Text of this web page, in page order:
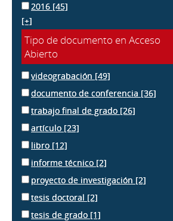
2016 [45]
[+]
Tipo de documento en Acceso
Abierto
videograbación [49]
documento de conferencia [36]
trabajo final de grado [26]
artículo [23]
libro [12]
informe técnico [2]
proyecto de investigación [2]
tesis doctoral [2]
tesis de grado [1]